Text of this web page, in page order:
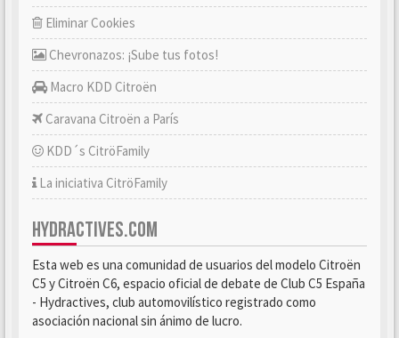
Eliminar Cookies
Chevronazos: ¡Sube tus fotos!
Macro KDD Citroën
Caravana Citroën a París
KDD´s CitröFamily
La iniciativa CitröFamily
HYDRACTIVES.COM
Esta web es una comunidad de usuarios del modelo Citroën
C5 y Citroën C6, espacio oficial de debate de Club C5 España
- Hydractives, club automovilístico registrado como
asociación nacional sin ánimo de lucro.